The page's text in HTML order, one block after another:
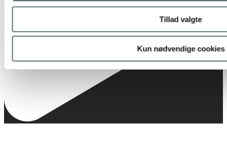
Tillad valgte
Kun nødvendige cookies